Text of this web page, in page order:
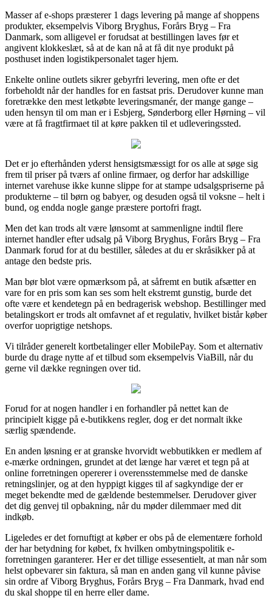
Masser af e-shops præsterer 1 dags levering på mange af shoppens
produkter, eksempelvis Viborg Bryghus, Forårs Bryg – Fra
Danmark, som alligevel er forudsat at bestillingen laves før et
angivent klokkeslæt, så at de kan nå at få dit nye produkt på
posthuset inden logistikpersonalet tager hjem.
Enkelte online outlets sikrer gebyrfri levering, men ofte er det
forbeholdt når der handles for en fastsat pris. Derudover kunne man
foretrække den mest letkøbte leveringsmanér, der mange gange –
uden hensyn til om man er i Esbjerg, Sønderborg eller Hørning – vil
være at få fragtfirmaet til at køre pakken til et udleveringssted.
Det er jo efterhånden yderst hensigtsmæssigt for os alle at søge sig
frem til priser på tværs af online firmaer, og derfor har adskillige
internet varehuse ikke kunne slippe for at stampe udsalgspriserne på
produkterne – til børn og babyer, og desuden også til voksne – helt i
bund, og endda nogle gange præstere portofri fragt.
Men det kan trods alt være lønsomt at sammenligne indtil flere
internet handler efter udsalg på Viborg Bryghus, Forårs Bryg – Fra
Danmark forud for at du bestiller, således at du er skråsikker på at
antage den bedste pris.
Man bør blot være opmærksom på, at såfremt en butik afsætter en
vare for en pris som kan ses som helt ekstremt gunstig, burde det
ofte være et kendetegn på en bedragerisk webshop. Bestillinger med
betalingskort er trods alt omfavnet af et regulativ, hvilket bistår køber
overfor uoprigtige netshops.
Vi tilråder generelt kortbetalinger eller MobilePay. Som et alternativ
burde du drage nytte af et tilbud som eksempelvis ViaBill, når du
gerne vil dække regningen over tid.
Forud for at nogen handler i en forhandler på nettet kan de
principielt kigge på e-butikkens regler, dog er det normalt ikke
særlig spændende.
En anden løsning er at granske hvorvidt webbutikken er medlem af
e-mærke ordningen, grundet at det længe har været et tegn på at
online forretningen opererer i overensstemmelse med de danske
retningslinjer, og at den hyppigt kigges til af sagkyndige der er
meget bekendte med de gældende bestemmelser. Derudover giver
det dig genvej til opbakning, når du møder dilemmaer med dit
indkøb.
Ligeledes er det fornuftigt at køber er obs på de elementære forhold
der har betydning for købet, fx hvilken ombytningspolitik e-
forretningen garanterer. Her er det tillige essesentielt, at man når som
helst opbevarer sin faktura, så man en anden gang vil kunne påvise
sin ordre af Viborg Bryghus, Forårs Bryg – Fra Danmark, hvad end
du skal shoppe til en herre eller dame.